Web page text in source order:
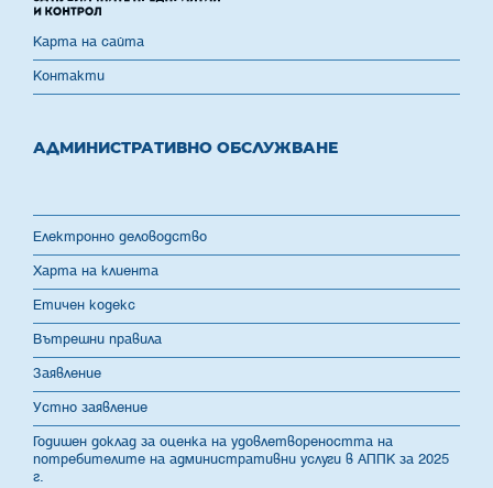
Карта на сайта
Контакти
АДМИНИСТРАТИВНО ОБСЛУЖВАНЕ
Електронно деловодство
Харта на клиента
Етичен кодекс
Вътрешни правила
Заявление
Устно заявление
Годишен доклад за оценка на удовлетвореността на
потребителите на административни услуги в АППК за 2025
г.